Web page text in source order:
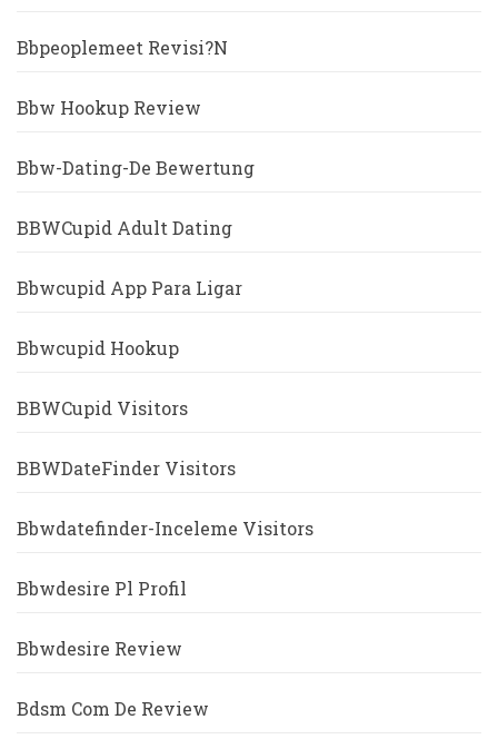
Bbpeoplemeet Revisi?n
Bbw Hookup Review
Bbw-Dating-De Bewertung
BBWCupid Adult Dating
Bbwcupid App Para Ligar
Bbwcupid Hookup
BBWCupid Visitors
BBWDateFinder Visitors
Bbwdatefinder-Inceleme Visitors
Bbwdesire Pl Profil
Bbwdesire Review
Bdsm Com De Review